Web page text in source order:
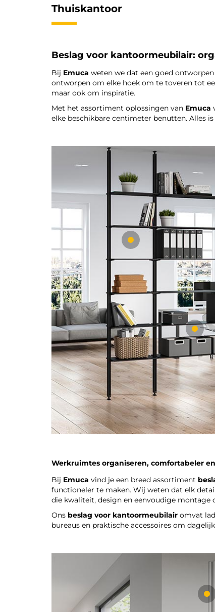
Thuiskantoor
Beslag voor kantoormeubilair:
Bij Emuca weten we dat een goed
ontworpen om elke hoek om te toveren tot
maar ook om inspiratie.
Met het assortiment oplossingen van Emuca
elke beschikbare centimeter benutten. Alles
Werkruimtes organiseren, comfortabeler
Bij Emuca vind je een breed assortiment
functioneler te maken. Wij weten dat elk
die kwaliteit, design en eenvoudige montage
Ons beslag voor kantoormeubilair omvat
bureaus en praktische accessoires om